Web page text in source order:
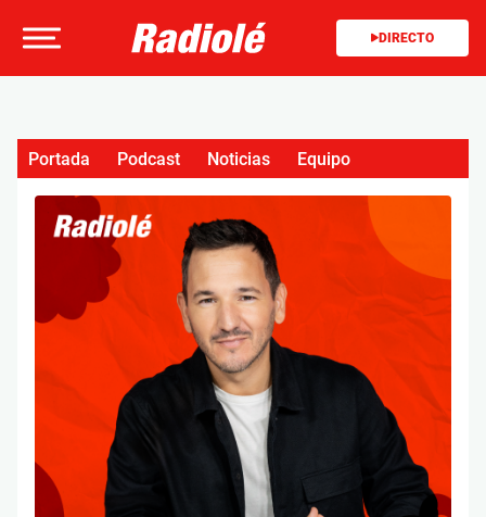
DIRECTO
Portada Podcast Noticias Equipo